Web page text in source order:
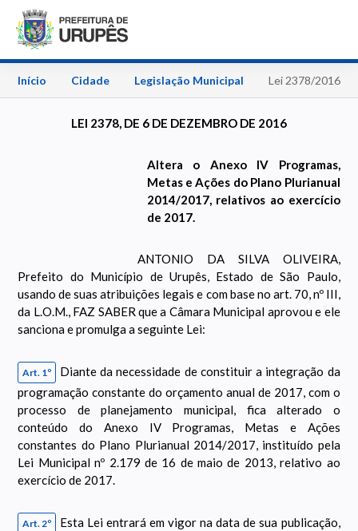
Início Cidade Legislação Municipal Lei 2378/2016
LEI 2378, DE 6 DE DEZEMBRO DE 2016
Altera o Anexo IV Programas,
Metas e Ações do Plano Plurianual
2014/2017, relativos ao exercício
de 2017.
ANTONIO DA SILVA OLIVEIRA,
Prefeito do Município de Urupês, Estado de São Paulo,
usando de suas atribuições legais e com base no art. 70, nº III,
da L.O.M., FAZ SABER que a Câmara Municipal aprovou e ele
sanciona e promulga a seguinte Lei:
Art. 1º
Diante da necessidade de constituir a integração da
programação constante do orçamento anual de 2017, com o
processo de planejamento municipal, fica alterado o
conteúdo do Anexo IV Programas, Metas e Ações
constantes do Plano Plurianual 2014/2017, instituído pela
Lei Municipal nº 2.179 de 16 de maio de 2013, relativo ao
exercício de 2017.
Art. 2º
Esta Lei entrará em vigor na data de sua publicação,